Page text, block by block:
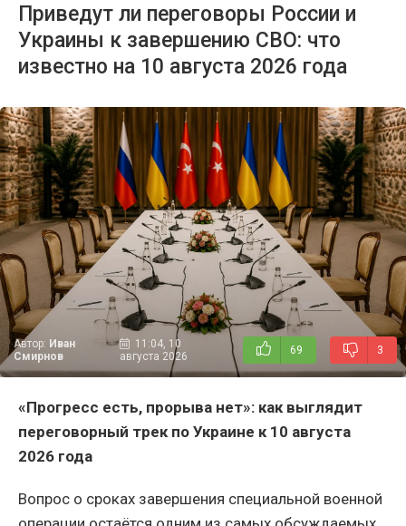
Приведут ли переговоры России и
Украины к завершению СВО: что
известно на 10 августа 2026 года
Автор: Иван
Смирнов
11:04, 10
августа 2026
69 3
«Прогресс есть, прорыва нет»: как выглядит
переговорный трек по Украине к 10 августа
2026 года
Вопрос о сроках завершения специальной военной